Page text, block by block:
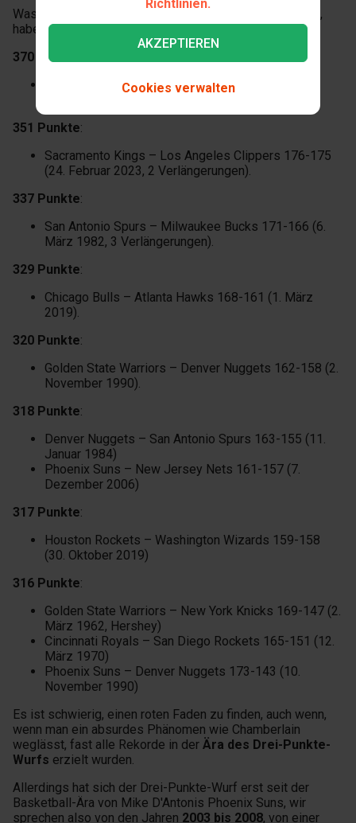
Was die Spiele mit den meisten Gesamtpunkten angeht,
haben wir einige natürlich schon erwähnt.
370 Punkte
Detroit Pistons – Denver Nuggets 186-184 (13.
351 Punkte:
Sacramento Kings – Los Angeles Clippers 176-175
(24. Februar 2023, 2 Verlängerungen).
337 Punkte:
San Antonio Spurs – Milwaukee Bucks 171-166 (6.
März 1982, 3 Verlängerungen).
329 Punkte:
Chicago Bulls – Atlanta Hawks 168-161 (1. März
2019).
320 Punkte:
Golden State Warriors – Denver Nuggets 162-158 (2.
November 1990).
318 Punkte:
Denver Nuggets – San Antonio Spurs 163-155 (11.
Januar 1984)
Phoenix Suns – New Jersey Nets 161-157 (7.
Dezember 2006)
317 Punkte:
Houston Rockets – Washington Wizards 159-158
(30. Oktober 2019)
316 Punkte:
Golden State Warriors – New York Knicks 169-147 (2.
März 1962, Hershey)
Cincinnati Royals – San Diego Rockets 165-151 (12.
März 1970)
Phoenix Suns – Denver Nuggets 173-143 (10.
November 1990)
Es ist schwierig, einen roten Faden zu finden, auch wenn,
wenn man ein absurdes Phänomen wie Chamberlain
weglässt, fast alle Rekorde in der Ära des Drei-Punkte-
Wurfs erzielt wurden.
Allerdings hat sich der Drei-Punkte-Wurf erst seit der
Basketball-Ära von Mike D'Antonis Phoenix Suns, wir
sprechen also von den Jahren 2003 bis 2008, von einer
Richtlinien.
AKZEPTIEREN
Cookies verwalten